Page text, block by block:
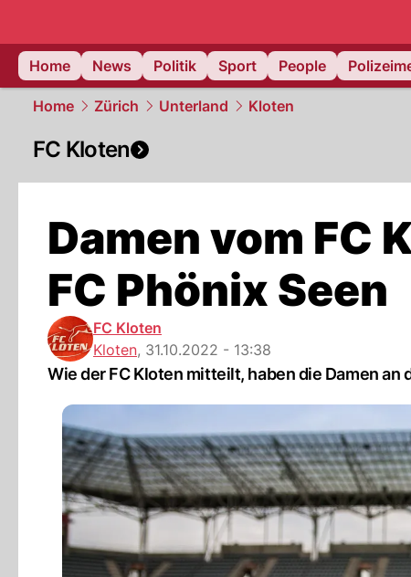
Home
News Politik Sport People
Home Zürich Unterland Kloten
FC Kloten
Damen vom FC
FC Phönix Seen
FC Kloten
Kloten, 31.10.2022 - 13:38
Wie der FC Kloten mitteilt, haben die Damen